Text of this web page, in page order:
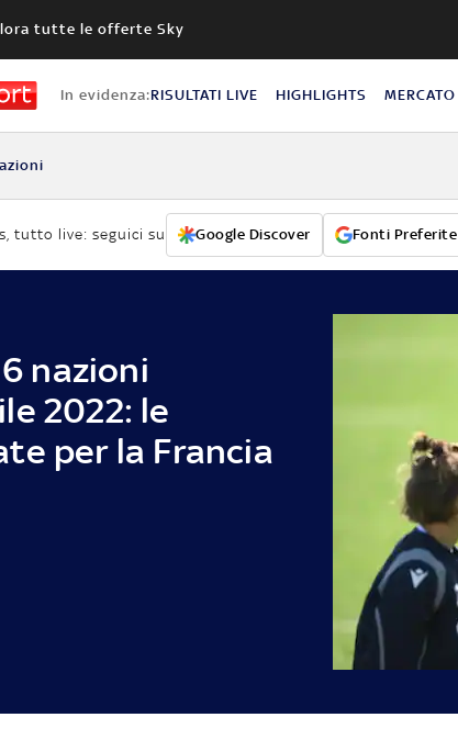
tutte le offerte Sky
In evidenza:RISULTATI LIVE HIGHLIGHTS MERCATO
tutto live: seguici su Google Discover Fonti Preferite
nazioni
2022: le
per la Francia